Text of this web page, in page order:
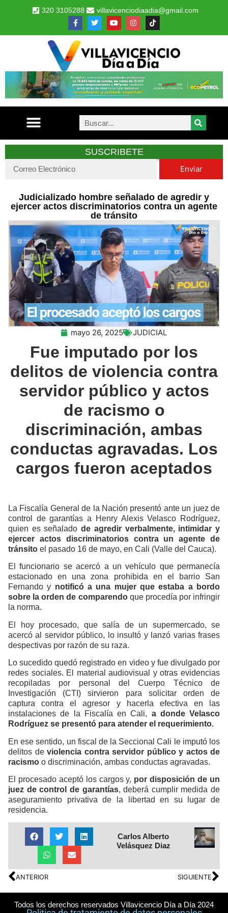
320 3105288 villavicenciodiaadia@gmail.com
SUSCRIBETE
Enviar
Judicializado hombre señalado de agredir y
ejercer actos discriminatorios contra un agente
de tránsito
mayo 26, 2025 JUDICIAL
Fue imputado por los
delitos de violencia contra
servidor público y actos
de racismo o
discriminación, ambas
conductas agravadas. Los
cargos fueron aceptados
La Fiscalía General de la Nación presentó ante un juez de
control de garantías a Henry Alexis Velasco Rodríguez,
quien es señalado de agredir verbalmente, intimidar y
ejercer actos discriminatorios contra un agente de
tránsito el pasado 16 de mayo, en Cali (Valle del Cauca).
El funcionario se acercó a un vehículo que permanecía
estacionado en una zona prohibida en el barrio San
Fernando y notificó a una mujer que estaba a bordo
sobre la orden de comparendoque procedía por infringir
la norma.
El hoy procesado, que salía de un supermercado, se
acercó al servidor público, lo insultó y lanzó varias frases
despectivas por razón de su raza.
Lo sucedido quedó registrado en video y fue divulgado por
redes sociales. El material audiovisual y otras evidencias
recopiladas por personal del Cuerpo Técnico de
Investigación (CTI) sirvieron para solicitar orden de
captura contra el agresor y hacerla efectiva en las
instalaciones de la Fiscalía en Cali, a donde Velasco
Rodríguez se presentó para atender el requerimiento.
En ese sentido, un fiscal de la Seccional Cali le imputó los
delitos de violencia contra servidor público y actos de
racismo o discriminación, ambas conductas agravadas.
El procesado aceptó los cargos y, por disposición de un
juez de control de garantías, deberá cumplir medida de
aseguramiento privativa de la libertad en su lugar de
residencia.
Carlos Alberto
Velásquez Diaz
ANTERIOR SIGUIENTE
Todos los derechos reservados Villavicencio Día a Día 2024